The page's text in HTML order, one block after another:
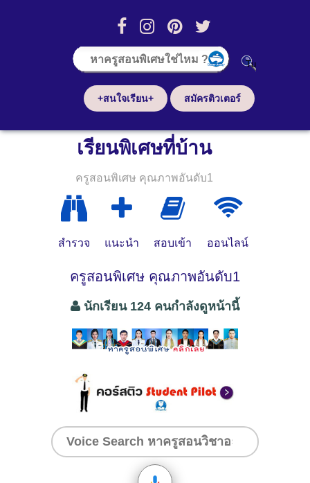
+สนใจเรียน+ สมัครติวเตอร์
เรียนพิเศษที่บ้าน
ครูสอนพิเศษ คุณภาพอันดับ1
สำรวจ แนะนำ สอบเข้า ออนไลน์
ครูสอนพิเศษ คุณภาพอันดับ1
นักเรียน 124 คนกำลังดูหน้านี้